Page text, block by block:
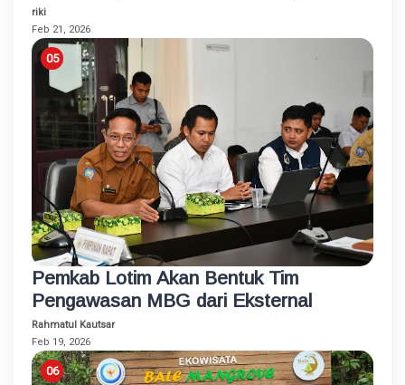
riki
Feb 21, 2026
Pemkab Lotim Akan Bentuk Tim
Pengawasan MBG dari Eksternal
Rahmatul Kautsar
Feb 19, 2026